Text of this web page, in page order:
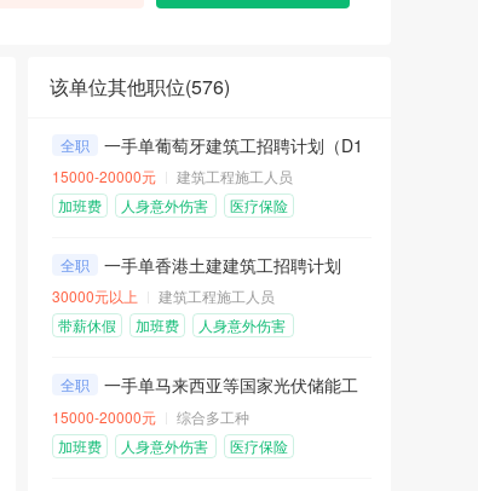
该单位其他职位(576)
全职 一手单葡萄牙建筑工招聘计划（D1工作签证）
15000-20000元
建筑工程施工人员
加班费
人身意外伤害
医疗保险
全职
一手单香港土建建筑工招聘计划
30000元以上
建筑工程施工人员
带薪休假
加班费
人身意外伤害
全职
一手单马来西亚等国家光伏储能工程招聘计划
15000-20000元
综合多工种
加班费
人身意外伤害
医疗保险